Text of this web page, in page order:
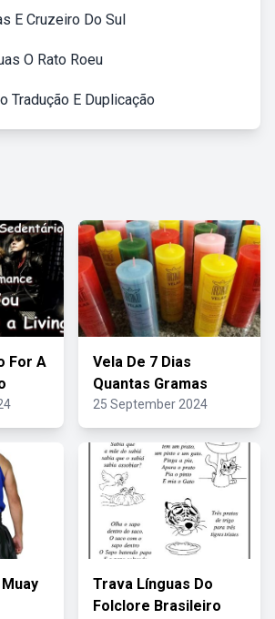
E Cruzeiro Do Sul
O Rato Roeu
Tradução E Duplicação
For A
Vela De 7 Dias
Quantas Gramas
25 September 2024
Trava Línguas Do
Folclore Brasileiro